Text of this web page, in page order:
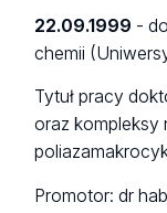
22.09.1999 -
chemii
Tytuł pracy
oraz kompleksy
Promotor: dr